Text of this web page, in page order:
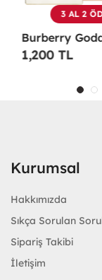
3 AL 2
1,200 TL
Kurumsal
Hakkımızda
Sıkça Sorulan
Sipariş Takibi
İletişim